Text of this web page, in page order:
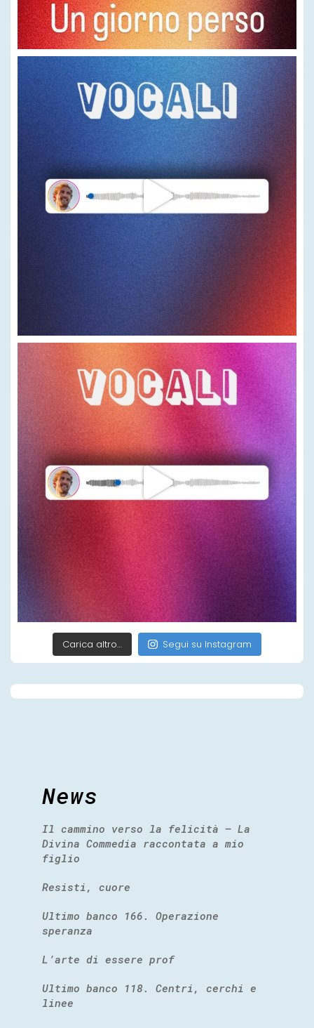
Carica altro… Segui su Instagram
News
Il cammino verso la felicità – La
Divina Commedia raccontata a mio
figlio
Resisti, cuore
Ultimo banco 166. Operazione
speranza
L’arte di essere prof
Ultimo banco 118. Centri, cerchi e
linee